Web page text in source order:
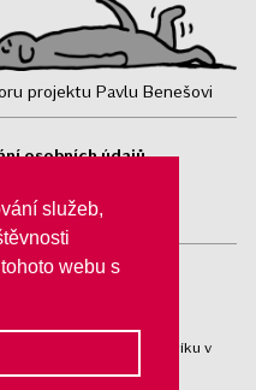
služeb,
webu s
projektu Pavlu Benešovi
osobních údajů
v obchodním rejstříku v